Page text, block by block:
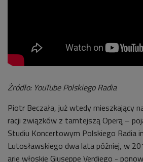
Żródło: YouTube Polskiego Radia
Piotr Beczała, już wtedy mieszkający
racji związków z tamtejszą Operą –
Studiu Koncertowym Polskiego Radia
Lutosławskiego dwa lata później, w
arie włoskie Giuseppe Verdiego -